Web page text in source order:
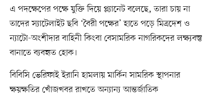
এ পদক্ষেপের পক্ষে যুক্তি দিয়ে প্ল্যানেট বলেছে, তারা চায় না
তাদের স্যাটেলাইট ছবি ‘বৈরী পক্ষের’ হাতে পড়ে মিত্রদেশ ও
ন্যাটো-অংশীদার বাহিনী কিংবা বেসামরিক নাগরিকদের লক্ষ্যবস্তু
বানাতে ব্যবহৃত হোক।
বিবিসি ভেরিফাই ইরানি হামলায় মার্কিন সামরিক স্থাপনার
ক্ষয়ক্ষতির খোঁজখবর রাখতে অন্যান্য আন্তর্জাতিক